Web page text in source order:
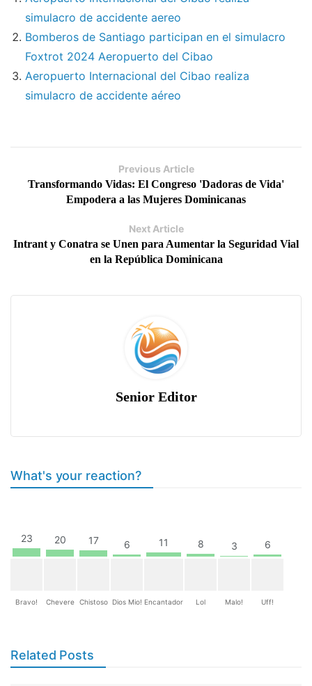
simulacro de accidente aereo
Bomberos de Santiago participan en el simulacro
Foxtrot 2024 Aeropuerto del Cibao
Aeropuerto Internacional del Cibao realiza
simulacro de accidente aéreo
Previous Article
Transformando Vidas: El Congreso 'Dadoras de Vida'
Empodera a las Mujeres Dominicanas
Next Article
Intrant y Conatra se Unen para Aumentar la Seguridad Vial
en la República Dominicana
Senior Editor
What's your reaction?
23
Bravo!
20
Chevere
17
Chistoso
6
Dios Mio!
11
Encantador
8
Lol
3
Malo!
6
Uff!
Related Posts